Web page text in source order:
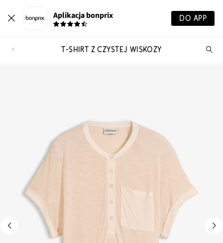
Aplikacja bonprix DO APP
T-SHIRT Z CZYSTEJ WISKOZY